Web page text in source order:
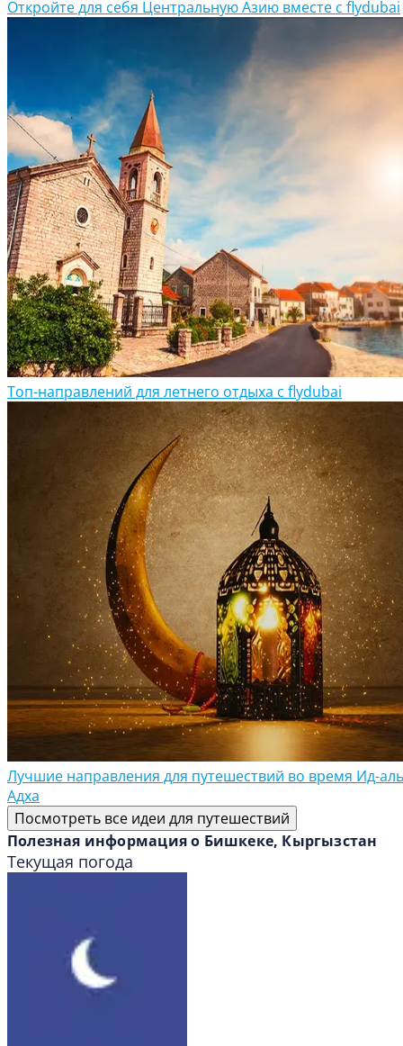
Откройте для себя Центральную Азию вместе с flydubai
Топ-направлений для летнего отдыха с flydubai
Лучшие направления для путешествий во время Ид-
Адха
Посмотреть все идеи для путешествий
Полезная информация о Бишкеке, Кыргызстан
Текущая погода